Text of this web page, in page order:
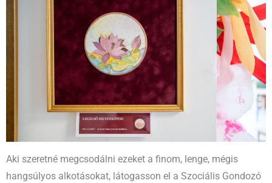
Aki szeretné megcsodálni ezeket a finom, lenge, mégis
hangsúlyos alkotásokat, látogasson el a Szociális Gondozó